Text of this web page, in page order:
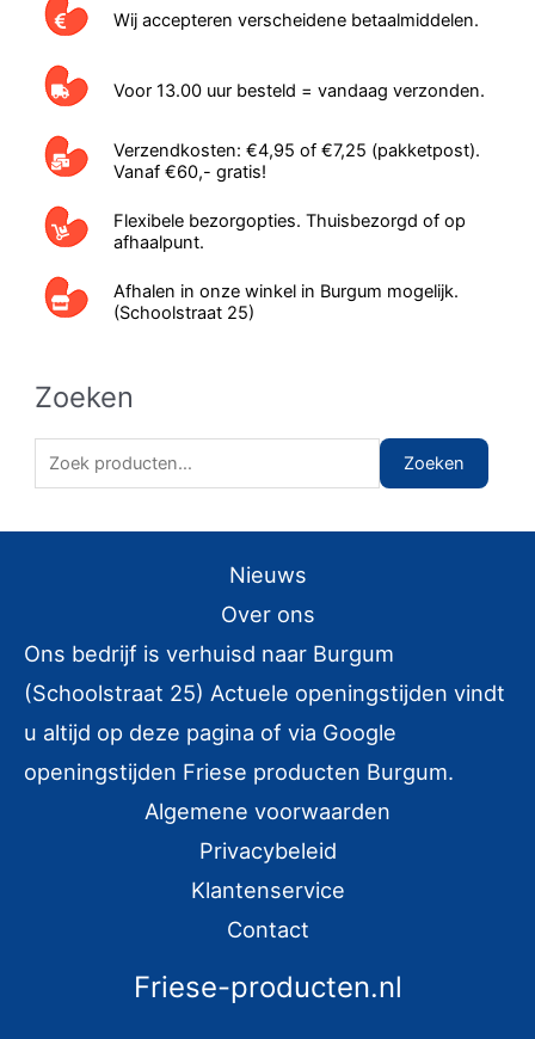
Wij accepteren verscheidene betaalmiddelen.
Voor 13.00 uur besteld = vandaag verzonden.
Verzendkosten: €4,95 of €7,25 (pakketpost).
Vanaf €60,- gratis!
Flexibele bezorgopties. Thuisbezorgd of op
afhaalpunt.
Afhalen in onze winkel in Burgum mogelijk.
(Schoolstraat 25)
Zoeken
o
n
a
a
r
Zoeken
Nieuws
Over ons
Ons bedrijf is verhuisd naar Burgum
(Schoolstraat 25) Actuele openingstijden vindt
u altijd op deze pagina of via Google
openingstijden Friese producten Burgum.
Algemene voorwaarden
Privacybeleid
Klantenservice
Contact
Friese-producten.nl